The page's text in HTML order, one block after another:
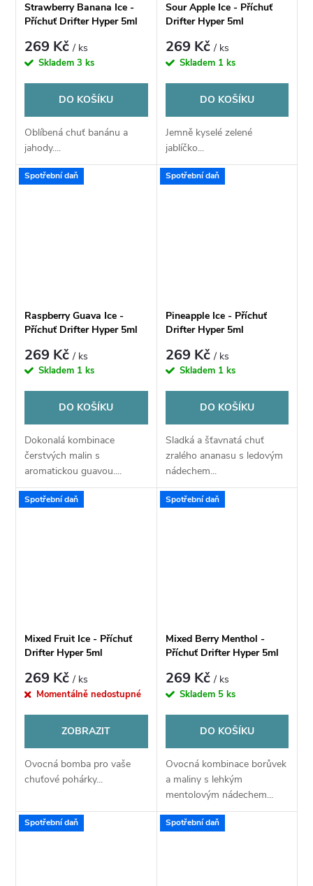
Strawberry Banana Ice -
Příchuť Drifter Hyper 5ml
269 Kč/ ks
Skladem3 ks
DO KOŠÍKU
Oblíbená chuť banánu a
jahody....
Sour Apple Ice - Příchuť
Drifter Hyper 5ml
269 Kč/ ks
Skladem 1 ks
DO KOŠÍKU
Jemně kyselé zelené
jablíčko...
Spotřební daň
Raspberry Guava Ice -
Příchuť Drifter Hyper 5ml
269 Kč/ ks
Skladem 1 ks
DO KOŠÍKU
Dokonalá kombinace
čerstvých malin s
aromatickou guavou....
Spotřební daň
Pineapple Ice - Příchuť
Drifter Hyper 5ml
269 Kč/ ks
Skladem 1 ks
DO KOŠÍKU
Sladká a šťavnatá chuť
zralého ananasu s ledovým
nádechem...
Spotřební daň
Mixed Fruit Ice - Příchuť
Drifter Hyper 5ml
269 Kč/ ks
Momentálně nedostupné
ZOBRAZIT
Ovocná bomba pro vaše
chuťové pohárky...
Spotřební daň
Mixed Berry Menthol -
Příchuť Drifter Hyper 5ml
269 Kč/ ks
Skladem 5 ks
DO KOŠÍKU
Ovocná kombinace borůvek
a maliny s lehkým
mentolovým nádechem...
Spotřební daň Spotřební daň